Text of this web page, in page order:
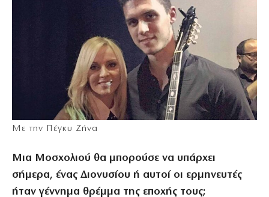
Mε την Πέγκυ Ζήνα
Μια Μοσχολιού θα μπορούσε να υπάρχει
σήμερα, ένας Διονυσίου ή αυτοί οι ερμηνευτές
ήταν γέννημα θρέμμα της εποχής τους;